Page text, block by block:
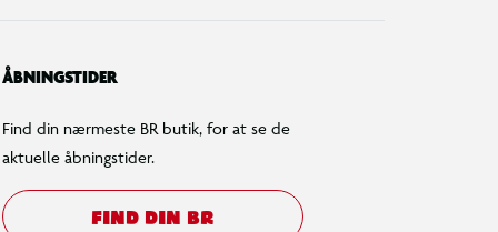
ÅBNINGSTIDER
Find din nærmeste BR butik, for at se de
aktuelle åbningstider.
FIND DIN BR